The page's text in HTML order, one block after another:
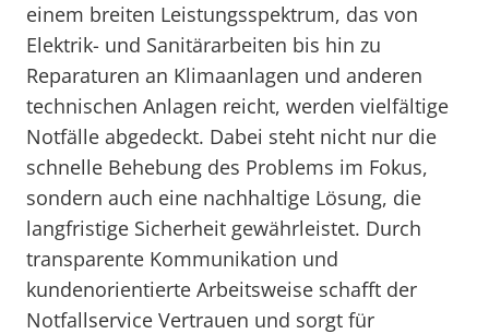
einem breiten Leistungsspektrum, das von
Elektrik- und Sanitärarbeiten bis hin zu
Reparaturen an Klimaanlagen und anderen
technischen Anlagen reicht, werden vielfältige
Notfälle abgedeckt. Dabei steht nicht nur die
schnelle Behebung des Problems im Fokus,
sondern auch eine nachhaltige Lösung, die
langfristige Sicherheit gewährleistet. Durch
transparente Kommunikation und
kundenorientierte Arbeitsweise schafft der
Notfallservice Vertrauen und sorgt für